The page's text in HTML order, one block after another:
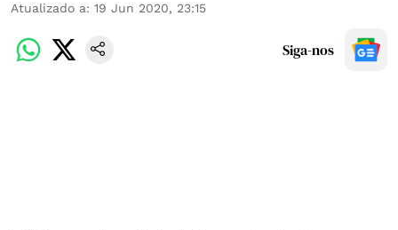
Atualizado a: 19 Jun 2020, 23:15
Siga-nos